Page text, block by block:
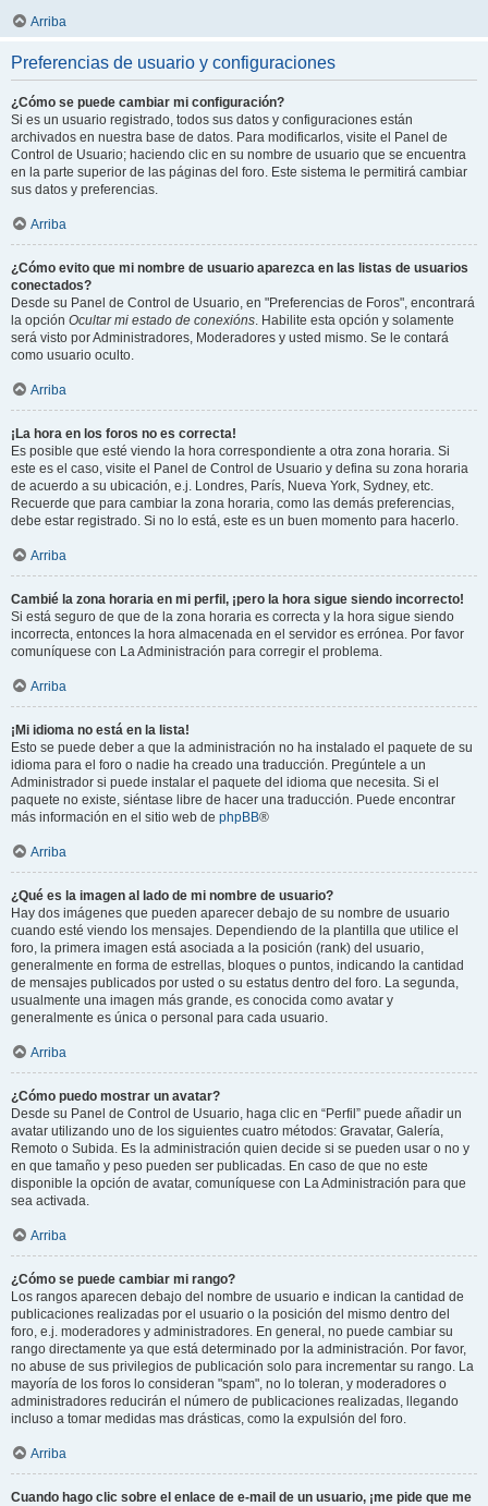
Arriba
Preferencias de usuario y configuraciones
¿Cómo se puede cambiar mi configuración?
Si es un usuario registrado, todos sus datos y configuraciones están
archivados en nuestra base de datos. Para modificarlos, visite el Panel de
Control de Usuario; haciendo clic en su nombre de usuario que se encuentra
en la parte superior de las páginas del foro. Este sistema le permitirá cambiar
sus datos y preferencias.
Arriba
¿Cómo evito que mi nombre de usuario aparezca en las listas de usuarios
conectados?
Desde su Panel de Control de Usuario, en "Preferencias de Foros", encontrará
la opción Ocultar mi estado de conexións. Habilite esta opción y solamente
será visto por Administradores, Moderadores y usted mismo. Se le contará
como usuario oculto.
Arriba
¡La hora en los foros no es correcta!
Es posible que esté viendo la hora correspondiente a otra zona horaria. Si
este es el caso, visite el Panel de Control de Usuario y defina su zona horaria
de acuerdo a su ubicación, e.j. Londres, París, Nueva York, Sydney, etc.
Recuerde que para cambiar la zona horaria, como las demás preferencias,
debe estar registrado. Si no lo está, este es un buen momento para hacerlo.
Arriba
Cambié la zona horaria en mi perfil, ¡pero la hora sigue siendo incorrecto!
Si está seguro de que de la zona horaria es correcta y la hora sigue siendo
incorrecta, entonces la hora almacenada en el servidor es errónea. Por favor
comuníquese con La Administración para corregir el problema.
Arriba
¡Mi idioma no está en la lista!
Esto se puede deber a que la administración no ha instalado el paquete de su
idioma para el foro o nadie ha creado una traducción. Pregúntele a un
Administrador si puede instalar el paquete del idioma que necesita. Si el
paquete no existe, siéntase libre de hacer una traducción. Puede encontrar
más información en el sitio web de phpBB®
Arriba
¿Qué es la imagen al lado de mi nombre de usuario?
Hay dos imágenes que pueden aparecer debajo de su nombre de usuario
cuando esté viendo los mensajes. Dependiendo de la plantilla que utilice el
foro, la primera imagen está asociada a la posición (rank) del usuario,
generalmente en forma de estrellas, bloques o puntos, indicando la cantidad
de mensajes publicados por usted o su estatus dentro del foro. La segunda,
usualmente una imagen más grande, es conocida como avatar y
generalmente es única o personal para cada usuario.
Arriba
¿Cómo puedo mostrar un avatar?
Desde su Panel de Control de Usuario, haga clic en “Perfil” puede añadir un
avatar utilizando uno de los siguientes cuatro métodos: Gravatar, Galería,
Remoto o Subida. Es la administración quien decide si se pueden usar o no y
en que tamaño y peso pueden ser publicadas. En caso de que no este
disponible la opción de avatar, comuníquese con La Administración para que
sea activada.
Arriba
¿Cómo se puede cambiar mi rango?
Los rangos aparecen debajo del nombre de usuario e indican la cantidad de
publicaciones realizadas por el usuario o la posición del mismo dentro del
foro, e.j. moderadores y administradores. En general, no puede cambiar su
rango directamente ya que está determinado por la administración. Por favor,
no abuse de sus privilegios de publicación solo para incrementar su rango. La
mayoría de los foros lo consideran "spam", no lo toleran, y moderadores o
administradores reducirán el número de publicaciones realizadas, llegando
incluso a tomar medidas mas drásticas, como la expulsión del foro.
Arriba
Cuando hago clic sobre el enlace de e-mail de un usuario, ¡me pide que me